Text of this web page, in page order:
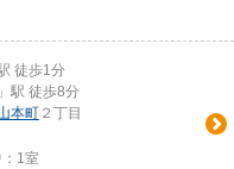
徒歩1分
」駅 徒歩8分
本町 ２丁目
1室